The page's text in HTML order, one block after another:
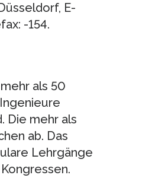
E-
-154.
als 50
Die mehr als
ab. Das
Lehrgänge